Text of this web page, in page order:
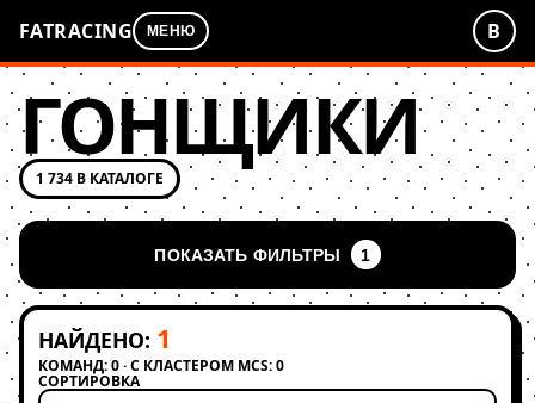
FATRACING МЕНЮ В
ГОНЩИКИ
1 734 В КАТАЛОГЕ
ПОКАЗАТЬ ФИЛЬТРЫ 1
НАЙДЕНО: 1
КОМАНД: 0 · С КЛАСТЕРОМ MCS: 0
СОРТИРОВКА
Применить сортировку